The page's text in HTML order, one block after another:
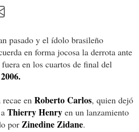
pasado y el ídolo brasileño
en forma jocosa la derrota ante
en los cuartos de final del
en Roberto Carlos, quien dejó
Thierry Henry en un lanzamiento
por Zinedine Zidane.